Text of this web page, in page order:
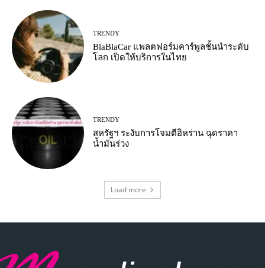
TRENDY
BlaBlaCar แพลตฟอร์มคาร์พูลชั้นนำระดับ
โลก เปิดให้บริการในไทย
TRENDY
สหรัฐฯ ระงับการโจมตีอิหร่าน ฉุดราคา
น้ำมันร่วง
Load more